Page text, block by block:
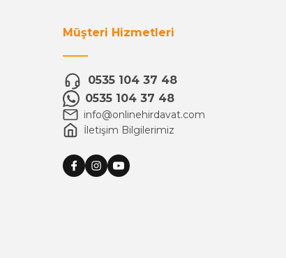
Müşteri Hizmetleri
0535 104 37 48
0535 104 37 48
info@onlinehirdavat.com
İletişim Bilgilerimiz